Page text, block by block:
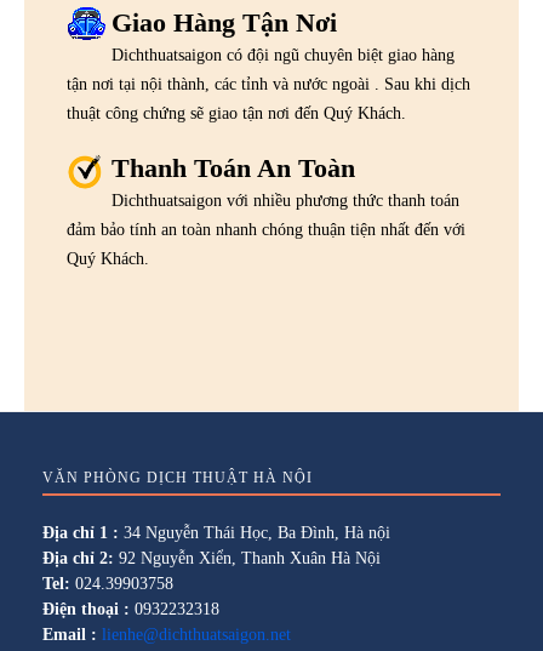
Giao Hàng Tận Nơi
Dichthuatsaigon có đội ngũ chuyên biệt giao hàng
tận nơi tại nội thành, các tỉnh và nước ngoài . Sau khi dịch
thuật công chứng sẽ giao tận nơi đến Quý Khách.
Thanh Toán An Toàn
Dichthuatsaigon với nhiều phương thức thanh toán
đảm bảo tính an toàn nhanh chóng thuận tiện nhất đến với
Quý Khách.
VĂN PHÒNG DỊCH THUẬT HÀ NỘI
Địa chỉ 1 : 34 Nguyễn Thái Học, Ba Đình, Hà nội
Địa chỉ 2: 92 Nguyễn Xiển, Thanh Xuân Hà Nội
Tel: 024.39903758
Điện thoại : 0932232318
Email : lienhe@dichthuatsaigon.net